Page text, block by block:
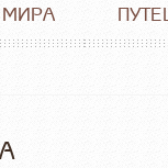
МИРА